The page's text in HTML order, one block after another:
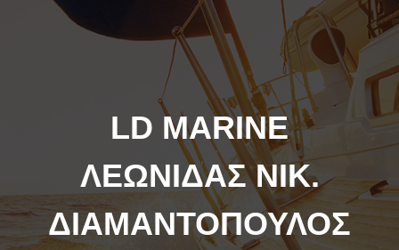
LD MARINE
ΛΕΩΝΙΔΑΣ ΝΙΚ.
ΔΙΑΜΑΝΤΟΠΟΥΛΟΣ